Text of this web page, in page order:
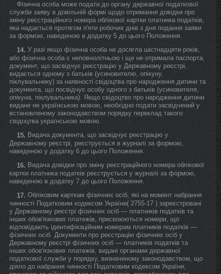
Фізична особа може подати до органу державної податкової
служби заяву в довільній формі щодо отримання довідки про
зміну реєстраційного номера облікової картки платника податків,
яка надається протягом п'яти робочих днів з дня подання заяви
за формою, наведеною в додатку 5 до цього Положення.
14. У разі якщо фізична особа не досягла шістнадцяти років,
або фізична особа є неповнолітньою і ще не отримала паспорта,
документ, що засвідчує реєстрацію у Державному реєстрі,
видається одному з батьків (усиновителю, опікуну,
піклувальнику) за наявності свідоцтва про народження дитини та
документа, що посвідчує особу одного з батьків (усиновителя,
опікуна, піклувальника). Якщо свідоцтво про народження дитини
видане не українською мовою, необхідно подати засвідчений у
встановленому законодавством порядку переклад такого
свідоцтва українською мовою.
15. Видача документа, що засвідчує реєстрацію у
Державному реєстрі, реєструється в журналі за формою,
наведеною у додатку 6 до цього Положення.
16. Видача довідки про зміну реєстраційного номера облікової
картки платника податків реєструється у журналі за формою,
наведеною в додатку 7 до цього Положення.
17. Обліковим карткам фізичних осіб, які на момент набрання
чинності Податковим кодексом України( 2755-17 ) зареєстровані
у Державному реєстрі фізичних осіб — платників податків та
інших обов'язкових платежів, присвоюються номери, що
відповідають ідентифікаційним номерам платників податків —
фізичних осіб. Документи про реєстрацію фізичних осіб у
Державному реєстрі фізичних осіб — платників податків та
інших обов'язкових платежів, видані органами державної
податкової служби у порядку, визначеному законодавством, що
діяло до набрання чинності Податковим кодексом України,